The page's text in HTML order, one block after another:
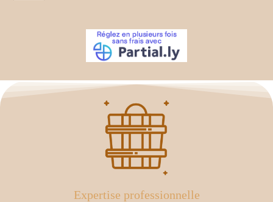
Expertise professionnelle